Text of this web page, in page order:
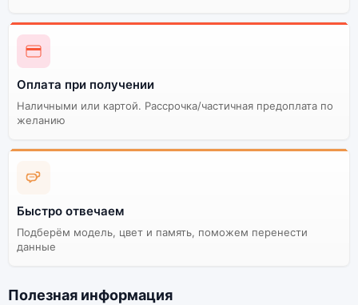
Оплата при получении
Наличными или картой. Рассрочка/частичная предоплата по
желанию
Быстро отвечаем
Подберём модель, цвет и память, поможем перенести
данные
Полезная информация